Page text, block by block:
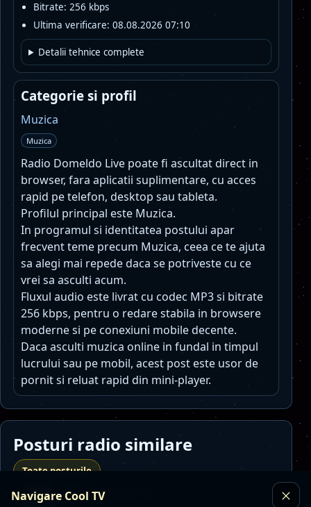
Navigare Cool TV
Bitrate: 256 kbps
Ultima verificare: 08.08.2026 07:10
Detalii tehnice complete
Categorie si profil
Muzica
Muzica
Radio Domeldo Live poate fi ascultat direct in
browser, fara aplicatii suplimentare, cu acces
rapid pe telefon, desktop sau tableta.
Profilul principal este Muzica.
In programul si identitatea postului apar
frecvent teme precum Muzica, ceea ce te ajuta
sa alegi mai repede daca se potriveste cu ce
vrei sa asculti acum.
Fluxul audio este livrat cu codec MP3 si bitrate
256 kbps, pentru o redare stabila in browsere
moderne si pe conexiuni mobile decente.
Daca asculti muzica online in fundal in timpul
lucrului sau pe mobil, acest post este usor de
pornit si reluat rapid din mini-player.
Posturi radio similare
Toate posturile
Radio Petrecaretzu